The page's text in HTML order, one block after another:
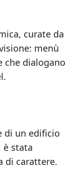
curate da
menù
che dialogano
di un edificio
è stata
di carattere.